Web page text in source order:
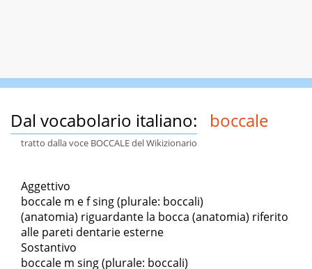
Dal vocabolario italiano: boccale
tratto dalla voce BOCCALE del Wikizionario
Aggettivo
boccale m e f sing (plurale: boccali)
(anatomia) riguardante la bocca (anatomia) riferito
alle pareti dentarie esterne
Sostantivo
boccale m sing (plurale: boccali)